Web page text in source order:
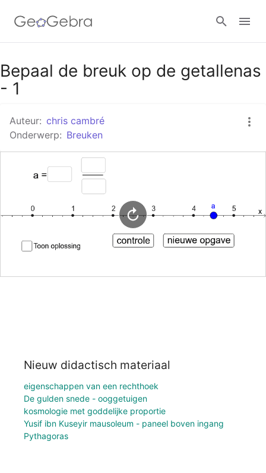
Google Classroom
Aanmelden
Bepaal de breuk op de getallenas
- 1
Auteur: chris cambré
Onderwerp: Breuken
Nieuw didactisch materiaal
eigenschappen van een rechthoek
De gulden snede - ooggetuigen
kosmologie met goddelijke proportie
Yusif ibn Kuseyir mausoleum - paneel boven ingang
Pythagoras